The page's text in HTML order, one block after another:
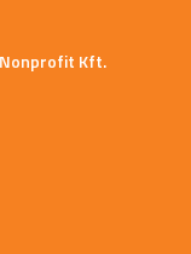
Nonprofit Kft.